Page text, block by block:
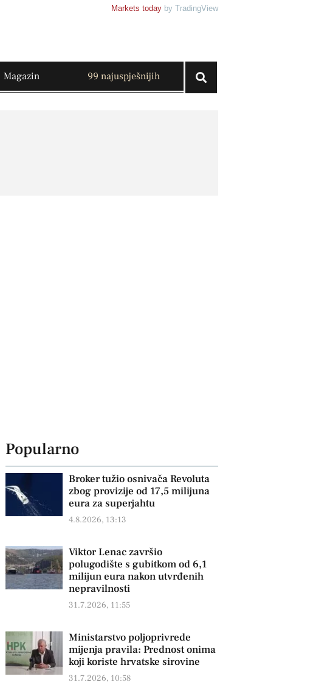
Markets today by TradingView
Magazin 99 najuspješnijih
Popularno
Broker tužio osnivača Revoluta
zbog provizije od 17,5 milijuna
eura za superjahtu
4.8.2026, 13:13
Viktor Lenac završio
polugodište s gubitkom od 6,1
milijun eura nakon utvrđenih
nepravilnosti
31.7.2026, 11:55
Ministarstvo poljoprivrede
mijenja pravila: Prednost onima
koji koriste hrvatske sirovine
31.7.2026, 10:58